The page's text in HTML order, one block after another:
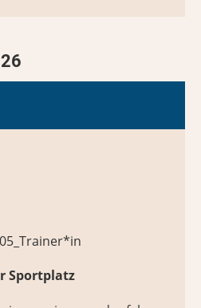
Sportplatz